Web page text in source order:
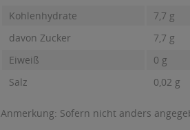
Kohlenhydrate
7,7 g
davon Zucker
7,7 g
Eiweiß
0 g
Salz
0,02 g
Anmerkung: Sofern nicht anders